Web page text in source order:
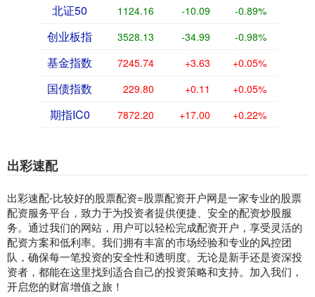
北证50 1124.16 -10.09 -0.89%
创业板指 3528.13 -34.99 -0.98%
基金指数 7245.74 +3.63 +0.05%
国债指数 229.80 +0.11 +0.05%
期指IC0 7872.20 +17.00 +0.22%
出彩速配
出彩速配-比较好的股票配资=股票配资开户网是一家专业的股票
配资服务平台，致力于为投资者提供便捷、安全的配资炒股服
务。通过我们的网站，用户可以轻松完成配资开户，享受灵活的
配资方案和低利率。我们拥有丰富的市场经验和专业的风控团
队，确保每一笔投资的安全性和透明度。无论是新手还是资深投
资者，都能在这里找到适合自己的投资策略和支持。加入我们，
开启您的财富增值之旅！